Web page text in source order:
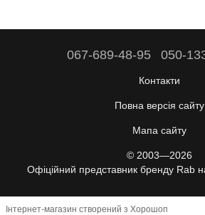
067-689-48-95 050-
Контакти
Повна версія сайту
Мапа сайту
© 2003—2026
Офіційний представник бренду Rab
Інтернет-магазин створений з Хорошоп